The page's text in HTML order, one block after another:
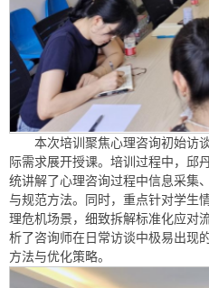
本次培训聚焦心理咨询初始访
际需求展开授课。培训过程中，邱
统讲解了心理咨询过程中信息采集
与规范方法。同时，重点针对学生
理危机场景，细致拆解标准化应对
析了咨询师在日常访谈中极易出现
方法与优化策略。